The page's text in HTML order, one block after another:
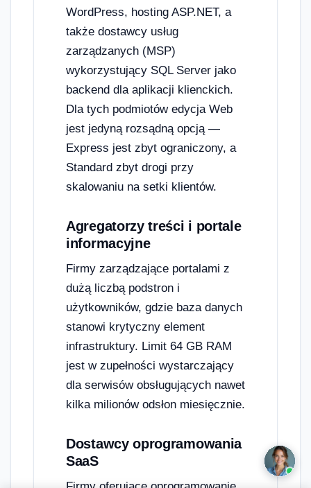
WordPress, hosting ASP.NET, a
także dostawcy usług
zarządzanych (MSP)
wykorzystujący SQL Server jako
backend dla aplikacji klienckich.
Dla tych podmiotów edycja Web
jest jedyną rozsądną opcją —
Express jest zbyt ograniczony, a
Standard zbyt drogi przy
skalowaniu na setki klientów.
Agregatorzy treści i portale
informacyjne
Firmy zarządzające portalami z
dużą liczbą podstron i
użytkowników, gdzie baza danych
stanowi krytyczny element
infrastruktury. Limit 64 GB RAM
jest w zupełności wystarczający
dla serwisów obsługujących nawet
kilka milionów odsłon miesięcznie.
Dostawcy oprogramowania
SaaS